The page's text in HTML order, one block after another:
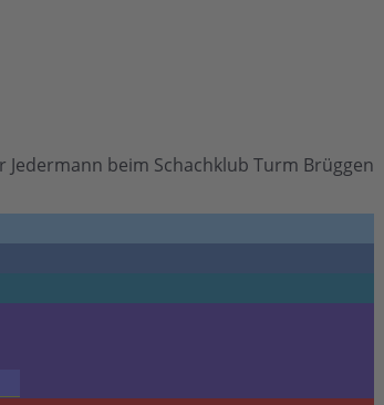
Jedermann beim Schachklub Turm Brüggen